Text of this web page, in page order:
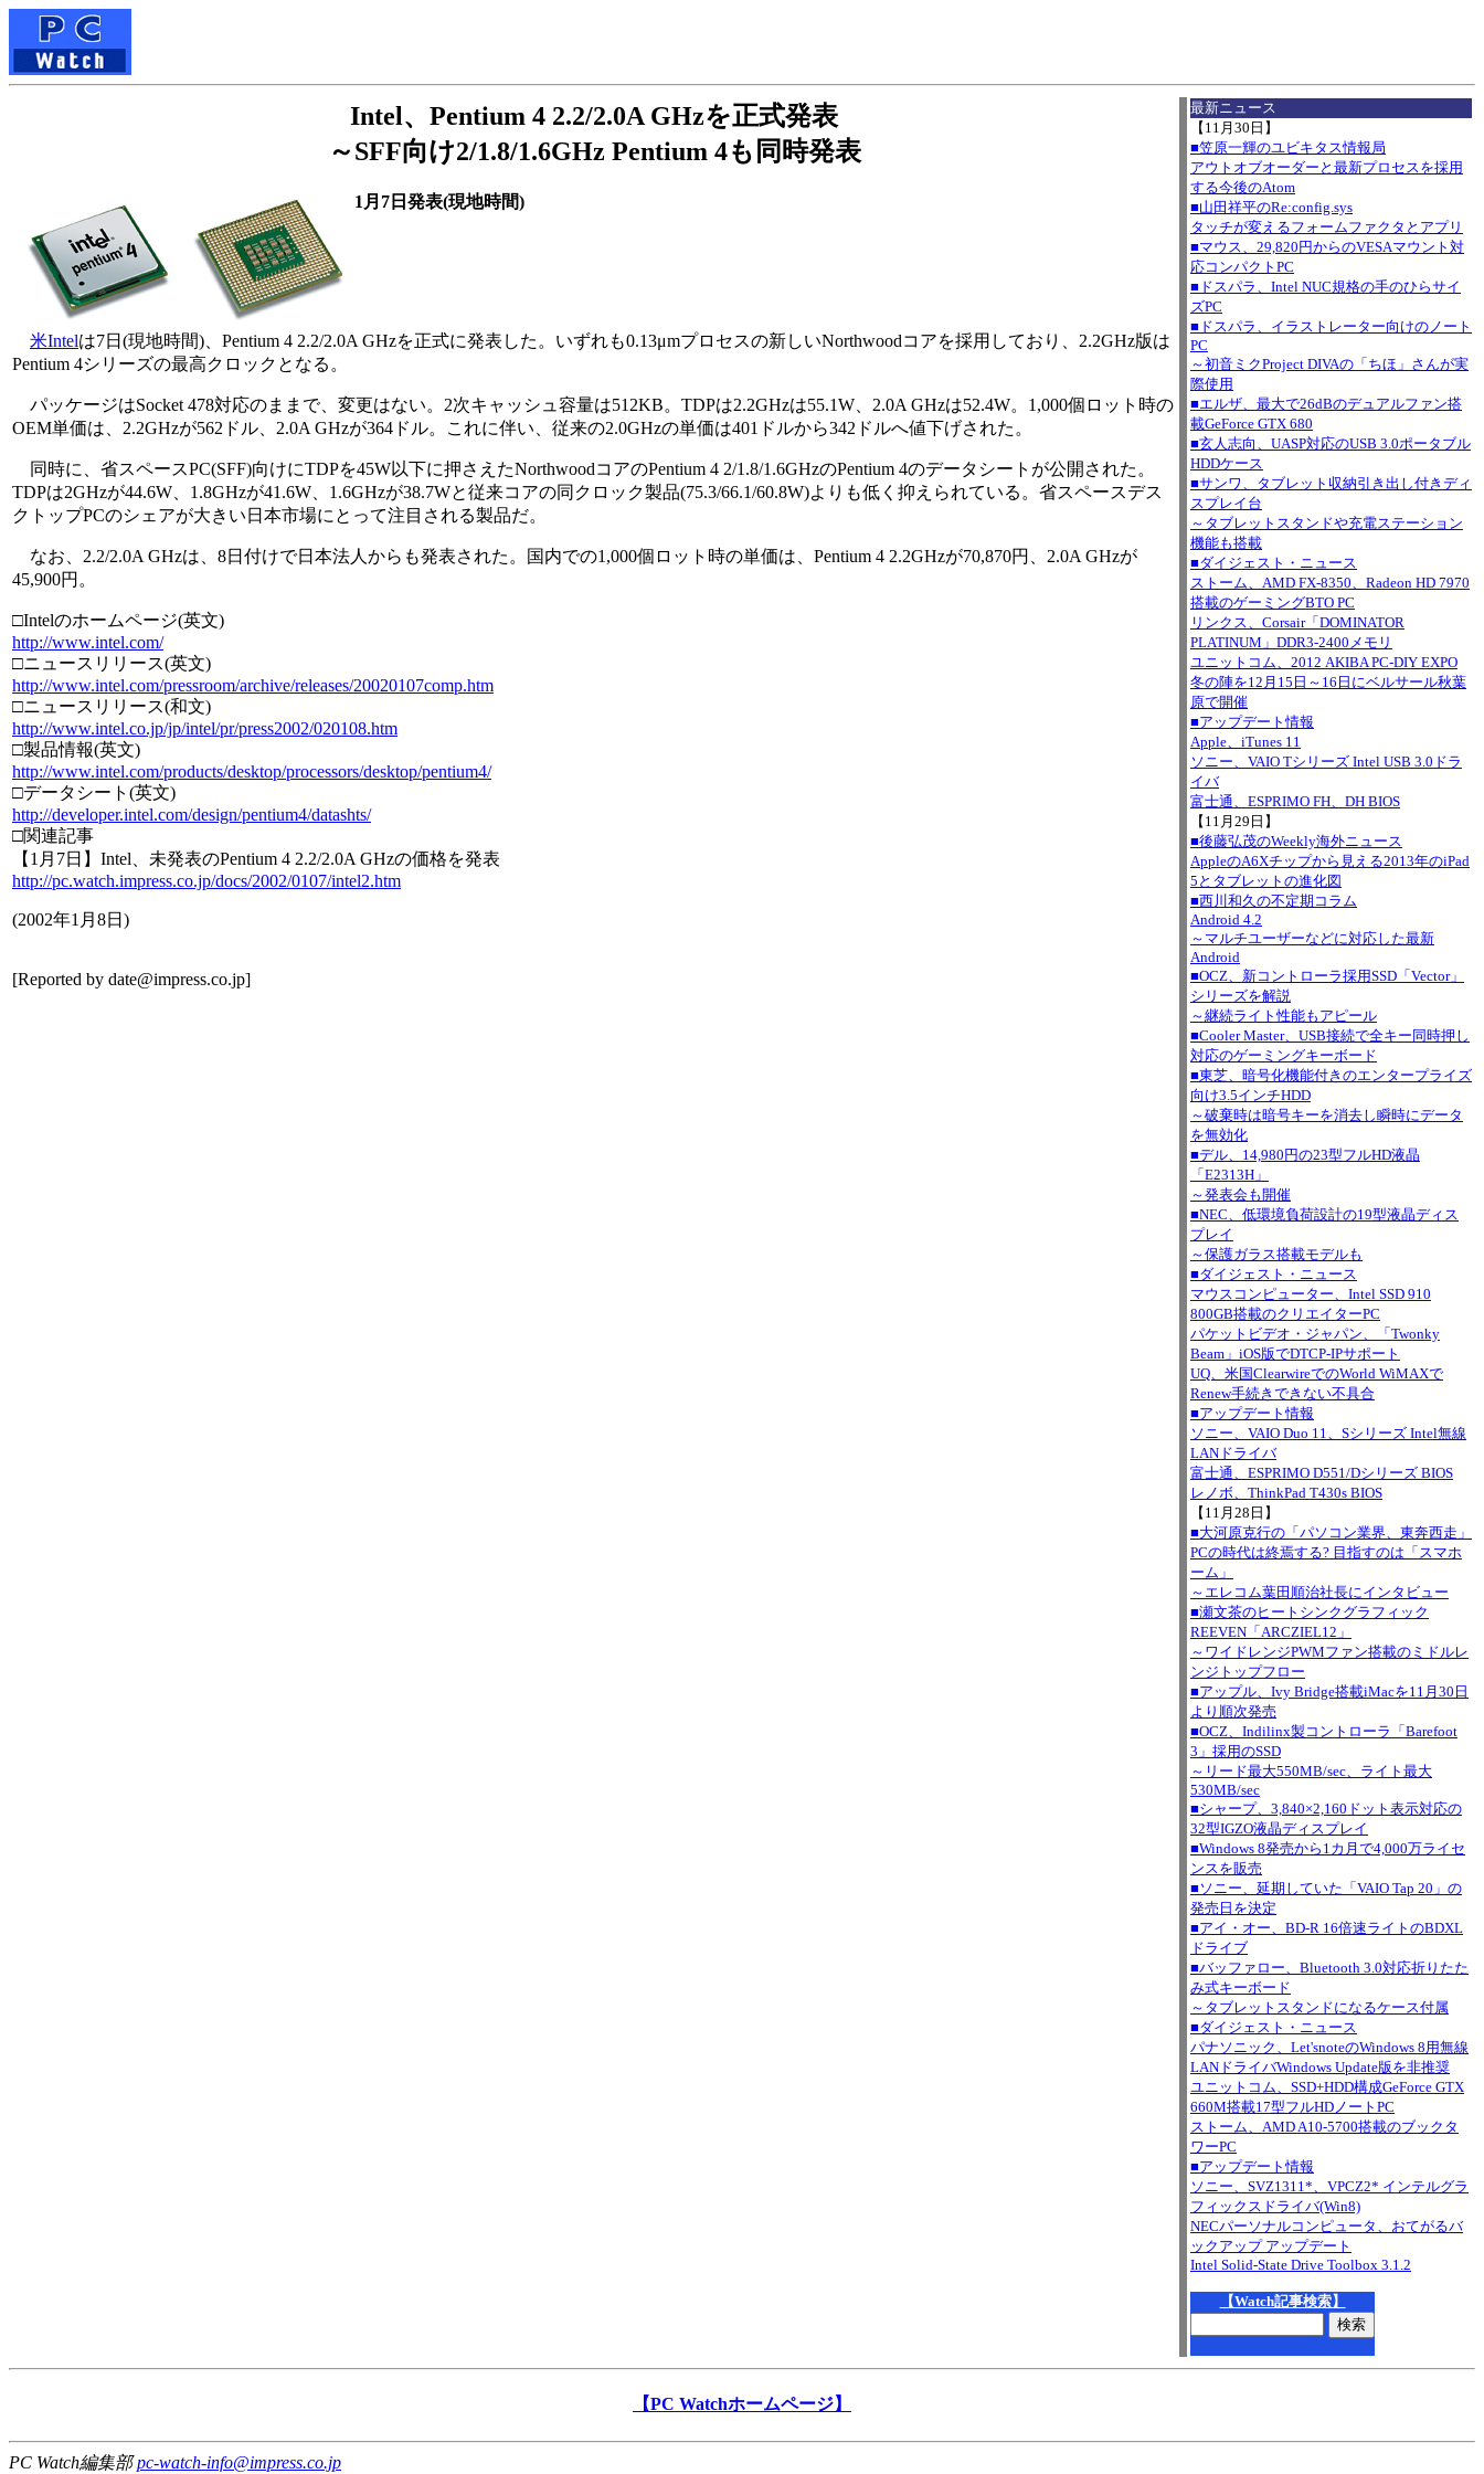
Intel、Pentium 4 2.2/2.0A GHzを正式発表
～SFF向け2/1.8/1.6GHz Pentium 4も同時発表
1月7日発表(現地時間)
米Intelは7日(現地時間)、Pentium 4 2.2/2.0A GHzを正式に発表した。いずれも0.13μmプロセスの新しいNorthwoodコアを採用しており、2.2GHz版は
Pentium 4シリーズの最高クロックとなる。
パッケージはSocket 478対応のままで、変更はない。2次キャッシュ容量は512KB。TDPは2.2GHzは55.1W、2.0A GHzは52.4W。1,000個ロット時の
OEM単価は、2.2GHzが562ドル、2.0A GHzが364ドル。これに伴い、従来の2.0GHzの単価は401ドルから342ドルへ値下げされた。
同時に、省スペースPC(SFF)向けにTDPを45W以下に押さえたNorthwoodコアのPentium 4 2/1.8/1.6GHzのPentium 4のデータシートが公開された。
TDPは2GHzが44.6W、1.8GHzが41.6W、1.6GHzが38.7Wと従来コアの同クロック製品(75.3/66.1/60.8W)よりも低く抑えられている。省スペースデス
クトップPCのシェアが大きい日本市場にとって注目される製品だ。
なお、2.2/2.0A GHzは、8日付けで日本法人からも発表された。国内での1,000個ロット時の単価は、Pentium 4 2.2GHzが70,870円、2.0A GHzが
45,900円。
□Intelのホームページ(英文)
http://www.intel.com/
□ニュースリリース(英文)
http://www.intel.com/pressroom/archive/releases/20020107comp.htm
□ニュースリリース(和文)
http://www.intel.co.jp/jp/intel/pr/press2002/020108.htm
□製品情報(英文)
http://www.intel.com/products/desktop/processors/desktop/pentium4/
□データシート(英文)
http://developer.intel.com/design/pentium4/datashts/
□関連記事
【1月7日】Intel、未発表のPentium 4 2.2/2.0A GHzの価格を発表
http://pc.watch.impress.co.jp/docs/2002/0107/intel2.htm
(2002年1月8日 )
[Reported by date@impress.co.jp]
最新ニュース
【11月30日】
■笠原一輝のユビキタス情報局
アウトオブオーダーと最新プロセスを採用
する今後のAtom
■山田祥平のRe:config.sys
タッチが変えるフォームファクタとアプリ
■マウス、29,820円からのVESAマウント対
応コンパクトPC
■ドスパラ、Intel NUC規格の手のひらサイ
ズPC
■ドスパラ、イラストレーター向けのノート
PC
～初音ミクProject DIVAの「ちほ」さんが実
際使用
■エルザ、最大で26dBのデュアルファン搭
載GeForce GTX 680
■玄人志向、UASP対応のUSB 3.0ポータブル
HDDケース
■サンワ、タブレット収納引き出し付きディ
スプレイ台
～タブレットスタンドや充電ステーション
機能も搭載
■ダイジェスト・ニュース
ストーム、AMD FX-8350、Radeon HD 7970
搭載のゲーミングBTO PC
リンクス、Corsair「DOMINATOR
PLATINUM」DDR3-2400メモリ
ユニットコム、2012 AKIBA PC-DIY EXPO
冬の陣を12月15日～16日にベルサール秋葉
原で開催
■アップデート情報
Apple、iTunes 11
ソニー、VAIO Tシリーズ Intel USB 3.0ドラ
イバ
富士通、ESPRIMO FH、DH BIOS
【11月29日】
■後藤弘茂のWeekly海外ニュース
AppleのA6Xチップから見える2013年のiPad
5とタブレットの進化図
■西川和久の不定期コラム
Android 4.2
～マルチユーザーなどに対応した最新
Android
■OCZ、新コントローラ採用SSD「Vector」
シリーズを解説
～継続ライト性能もアピール
■Cooler Master、USB接続で全キー同時押し
対応のゲーミングキーボード
■東芝、暗号化機能付きのエンタープライズ
向け3.5インチHDD
～破棄時は暗号キーを消去し瞬時にデータ
を無効化
■デル、14,980円の23型フルHD液晶
「E2313H」
～発表会も開催
■NEC、低環境負荷設計の19型液晶ディス
プレイ
～保護ガラス搭載モデルも
■ダイジェスト・ニュース
マウスコンピューター、Intel SSD 910
800GB搭載のクリエイターPC
パケットビデオ・ジャパン、「Twonky
Beam」iOS版でDTCP-IPサポート
UQ、米国ClearwireでのWorld WiMAXで
Renew手続きできない不具合
■アップデート情報
ソニー、VAIO Duo 11、Sシリーズ Intel無線
LANドライバ
富士通、ESPRIMO D551/Dシリーズ BIOS
レノボ、ThinkPad T430s BIOS
【11月28日】
■大河原克行の「パソコン業界、東奔西走」
PCの時代は終焉する? 目指すのは「スマホ
ーム」
～エレコム葉田順治社長にインタビュー
■瀬文茶のヒートシンクグラフィック
REEVEN「ARCZIEL12」
～ワイドレンジPWMファン搭載のミドルレ
ンジトップフロー
■アップル、Ivy Bridge搭載iMacを11月30日
より順次発売
■OCZ、Indilinx製コントローラ「Barefoot
3」採用のSSD
～リード最大550MB/sec、ライト最大
530MB/sec
■シャープ、3,840×2,160ドット表示対応の
32型IGZO液晶ディスプレイ
■Windows 8発売から1カ月で4,000万ライセ
ンスを販売
■ソニー、延期していた「VAIO Tap 20」の
発売日を決定
■アイ・オー、BD-R 16倍速ライトのBDXL
ドライブ
■バッファロー、Bluetooth 3.0対応折りたた
み式キーボード
～タブレットスタンドになるケース付属
■ダイジェスト・ニュース
パナソニック、Let'snoteのWindows 8用無線
LANドライバWindows Update版を非推奨
ユニットコム、SSD+HDD構成GeForce GTX
660M搭載17型フルHDノートPC
ストーム、AMD A10-5700搭載のブックタ
ワーPC
■アップデート情報
ソニー、SVZ1311*、VPCZ2* インテルグラ
フィックスドライバ(Win8)
NECパーソナルコンピュータ、おてがるバ
ックアップ アップデート
Intel Solid-State Drive Toolbox 3.1.2
【Watch記事検索】
【PC Watchホームページ】
PC Watch編集部pc-watch-info@impress.co.jp